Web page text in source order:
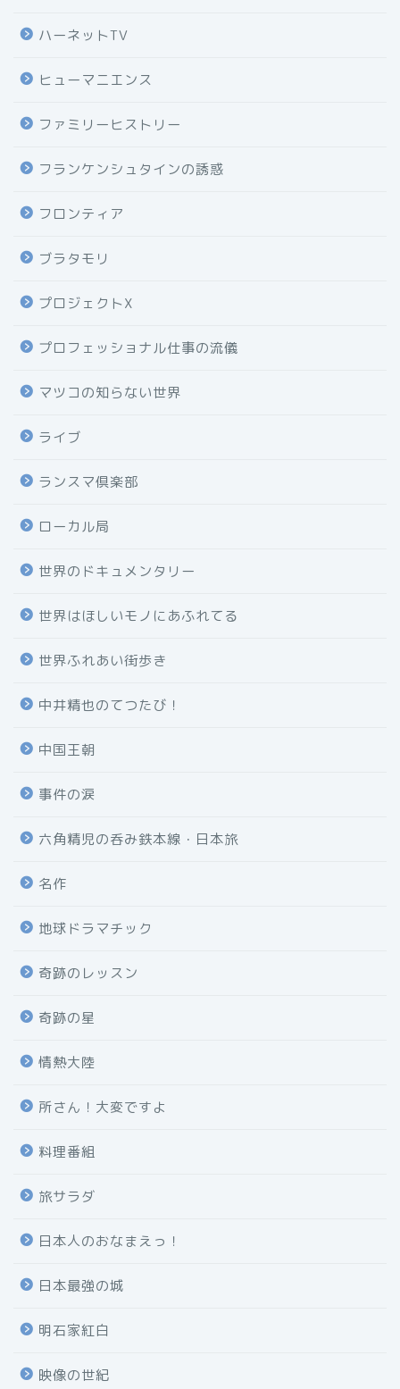
ハーネットTV
ヒューマニエンス
ファミリーヒストリー
フランケンシュタインの誘惑
フロンティア
ブラタモリ
プロジェクトX
プロフェッショナル仕事の流儀
マツコの知らない世界
ライブ
ランスマ倶楽部
ローカル局
世界のドキュメンタリー
世界はほしいモノにあふれてる
世界ふれあい街歩き
中井精也のてつたび！
中国王朝
事件の涙
六角精児の呑み鉄本線・日本旅
名作
地球ドラマチック
奇跡のレッスン
奇跡の星
情熱大陸
所さん！大変ですよ
料理番組
旅サラダ
日本人のおなまえっ！
日本最強の城
明石家紅白
映像の世紀